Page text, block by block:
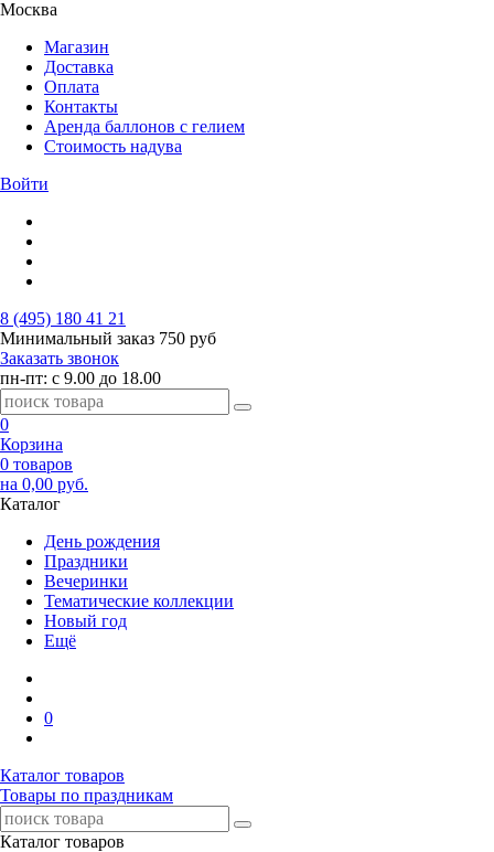
Москва
Магазин
Доставка
Оплата
Контакты
Аренда баллонов с гелием
Стоимость надува
Войти
8 (495) 180 41 21
Минимальный заказ 750 руб
Заказать звонок
пн-пт: с 9.00 до 18.00
0
Корзина
0 товаров
на 0,00 руб.
Каталог
День рождения
Праздники
Вечеринки
Тематические коллекции
Новый год
Ещё
0
Каталог товаров
Товары по праздникам
Каталог товаров